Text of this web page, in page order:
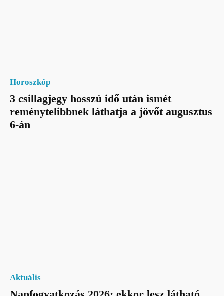
Horoszkóp
3 csillagjegy hosszú idő után ismét
reménytelibbnek láthatja a jövőt augusztus
6-án
Aktuális